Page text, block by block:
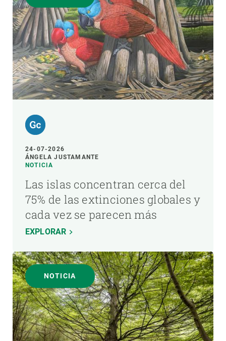
24-07-2026
ÁNGELA JUSTAMANTE
NOTICIA
Las islas concentran cerca del
75% de las extinciones globales y
cada vez se parecen más
EXPLORAR
NOTICIA